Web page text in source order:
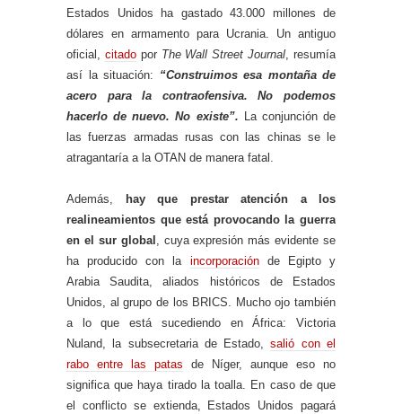
Estados Unidos ha gastado 43.000 millones de
dólares en armamento para Ucrania. Un antiguo
oficial, citadopor The Wall Street Journal, resumía
así la situación: “Construimos esa montaña de
acero para la contraofensiva. No podemos
hacerlo de nuevo. No existe”. La conjunción de
las fuerzas armadas rusas con las chinas se le
atragantaría a la OTAN de manera fatal.
Además,
hay que prestar atención a los
realineamientos que está provocando la guerra
en el sur global , cuya expresión más evidente se
ha producido con la incorporaciónde Egipto y
Arabia Saudita, aliados históricos de Estados
Unidos, al grupo de los BRICS. Mucho ojo también
a lo que está sucediendo en África: Victoria
Nuland, la subsecretaria de Estado,salió con el
rabo entre las patas de Níger, aunque eso no
significa que haya tirado la toalla. En caso de que
el conflicto se extienda, Estados Unidos pagará